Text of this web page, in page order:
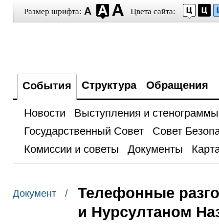
Размер шрифта: Цвета сайта:
События Структура Обращения
Новости
Выступления и стенограммы
Государственный Совет
Совет
Комиссии и советы
Документы
Документ /
Телефонные
и Нурсултаном